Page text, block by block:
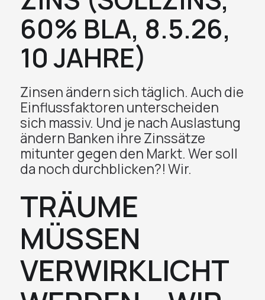
60% BLA, 8.5.26,
10 JAHRE)
Zinsen ändern sich täglich. Auch die
Einflussfaktoren unterscheiden
sich massiv. Und je nach Auslastung
ändern Banken ihre Zinssätze
mitunter gegen den Markt. Wer soll
da noch durchblicken?! Wir.
TRÄUME
MÜSSEN
VERWIRKLICHT